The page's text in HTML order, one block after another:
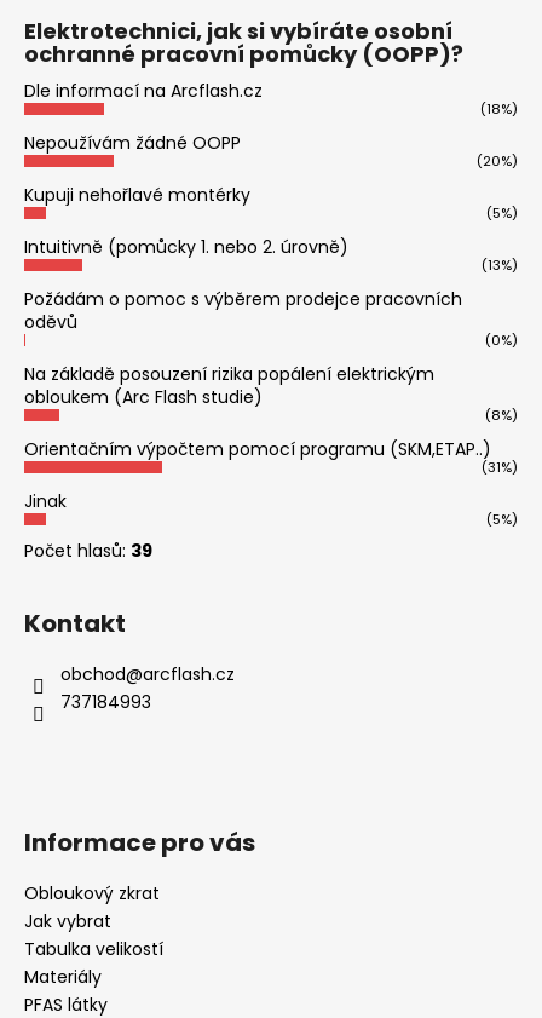
Elektrotechnici, jak si vybíráte osobní
ochranné pracovní pomůcky (OOPP)?
Dle informací na Arcflash.cz
(18%)
Nepoužívám žádné OOPP
(20%)
Kupuji nehořlavé montérky
(5%)
Intuitivně (pomůcky 1. nebo 2. úrovně)
(13%)
Požádám o pomoc s výběrem prodejce pracovních
oděvů
(0%)
Na základě posouzení rizika popálení elektrickým
obloukem (Arc Flash studie)
(8%)
Orientačním výpočtem pomocí programu (SKM,ETAP..)
(31%)
Jinak
(5%)
Počet hlasů: 39
Kontakt
obchod@arcflash.cz
737184993
Informace pro vás
Obloukový zkrat
Jak vybrat
Tabulka velikostí
Materiály
PFAS látky